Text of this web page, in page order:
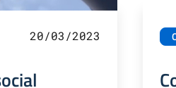
20/03/2023